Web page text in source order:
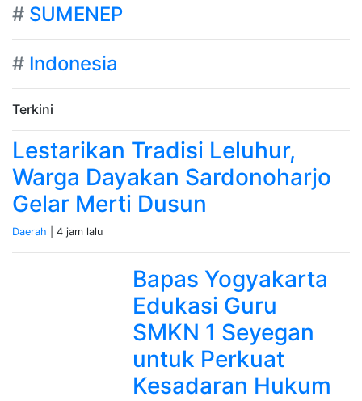
# SUMENEP
# Indonesia
Terkini
Lestarikan Tradisi Leluhur,
Warga Dayakan Sardonoharjo
Gelar Merti Dusun
Daerah | 4 jam lalu
Bapas Yogyakarta
Edukasi Guru
SMKN 1 Seyegan
untuk Perkuat
Kesadaran Hukum